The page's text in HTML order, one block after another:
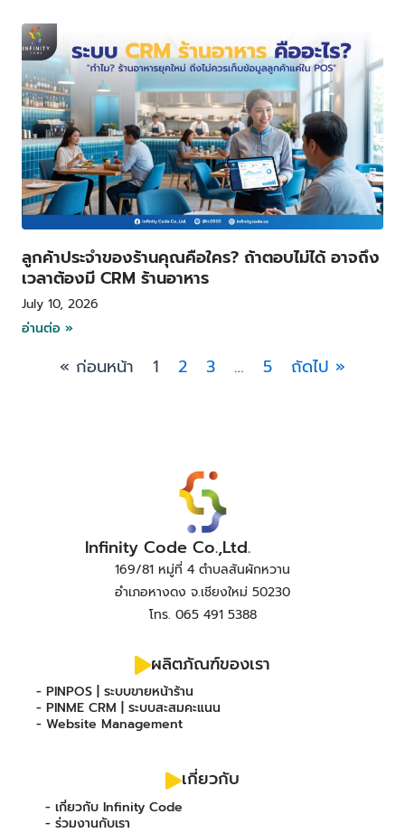
ลูกค้าประจำของร้านคุณคือใคร? ถ้าตอบไม่ได้ อาจถึง
เวลาต้องมี CRM ร้านอาหาร
July 10, 2026
อ่านต่อ »
« ก่อนหน้า 1 2 3 … 5 ถัดไป »
Infinity Code Co.,Ltd.
169/81 หมู่ที่ 4 ตำบลสันผักหวาน
อำเภอหางดง จ.เชียงใหม่ 50230
โทร. 065 491 5388
ผลิตภัณฑ์ของเรา
- PINPOS | ระบบขายหน้าร้าน
- PINME CRM | ระบบสะสมคะแนน
- Website Management
เกี่ยวกับ
- เกี่ยวกับ Infinity Code
- ร่วมงานกับเรา